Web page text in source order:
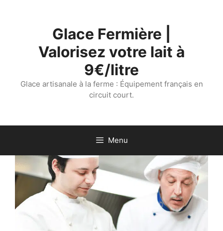
Glace Fermière |
Valorisez votre lait à
9€/litre
Glace artisanale à la ferme : Équipement français en
circuit court.
Menu